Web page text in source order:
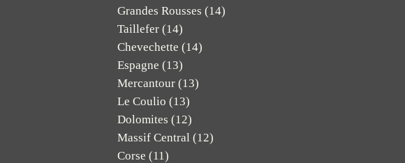
Grandes Rousses (14)
Taillefer (14)
Chevechette (14)
Espagne (13)
Mercantour (13)
Le Coulio (13)
Dolomites (12)
Massif Central (12)
Corse (11)